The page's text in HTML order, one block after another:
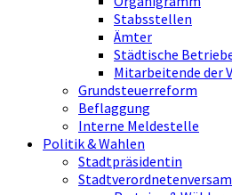
Stabsstellen
Ämter
Städtische
Mitarbeitende der
Grundsteuerreform
Beflaggung
Interne Meldestelle
Politik & Wahlen
Stadtpräsidentin